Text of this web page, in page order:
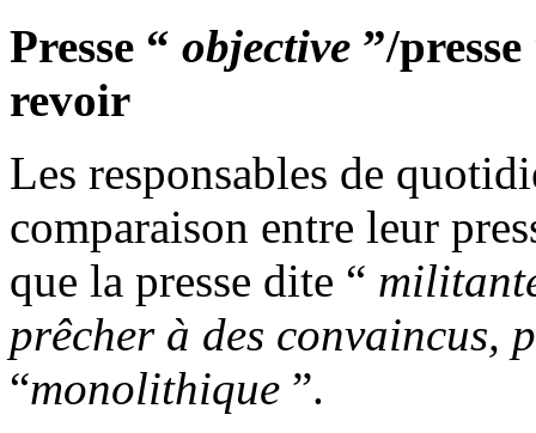
Presse “ objective ”/
revoir
Les responsables de
comparaison entre leur
que la presse dite “
prêcher à des convaincus,
“monolithique ”.